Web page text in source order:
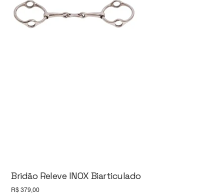
Bridão Releve INOX Biarticulado
Preço
R$ 379,00